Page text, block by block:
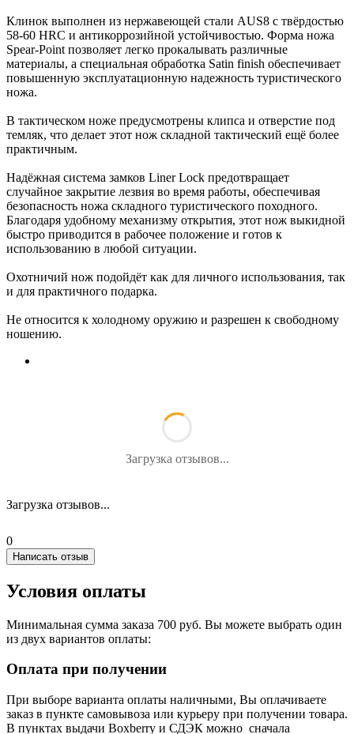
Клинок выполнен из нержавеющей стали AUS8 с твёрдостью
58-60 HRC и антикоррозийной устойчивостью. Форма ножа
Spear-Point позволяет легко прокалывать различные
материалы, а специальная обработка Satin finish обеспечивает
повышенную эксплуатационную надежность туристического
ножа.
В тактическом ноже предусмотрены клипса и отверстие под
темляк, что делает этот нож складной тактический ещё более
практичным.
Надёжная система замков Liner Lock предотвращает
случайное закрытие лезвия во время работы, обеспечивая
безопасность ножа складного туристического походного.
Благодаря удобному механизму открытия, этот нож выкидной
быстро приводится в рабочее положение и готов к
использованию в любой ситуации.
Охотничий нож подойдёт как для личного использования, так
и для практичного подарка.
Не относится к холодному оружию и разрешен к свободному
ношению.
Загрузка отзывов...
Загрузка отзывов...
0
Написать отзыв
Условия оплаты
Минимальная сумма заказа 700 руб. Вы можете выбрать один
из двух вариантов оплаты:
Оплата при получении
При выборе варианта оплаты наличными, Вы оплачиваете
заказ в пункте самовывоза или курьеру при получении товара.
В пунктах выдачи Boxberry и СДЭК можно сначала